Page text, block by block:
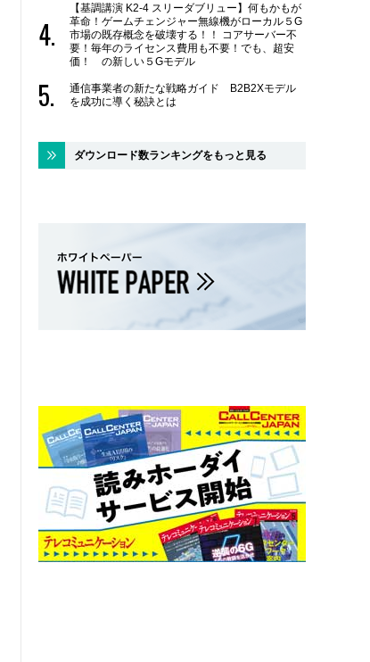
【基調講演 K2-4 スリーダブリュー】何もかもが
革命！ゲームチェンジャー無線機がローカル５G
市場の既存概念を破壊する！！ コアサーバー不
要！毎年のライセンス費用も不要！でも、超安
価！ の新しい５Gモデル
通信事業者の新たな戦略ガイド B2B2Xモデル
を成功に導く秘訣とは
ダウンロード数ランキングをもっと見る